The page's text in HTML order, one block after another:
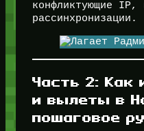
конфликтующие IP,
рассинхронизации.
Часть 2: Как
и вылеты в
пошаговое